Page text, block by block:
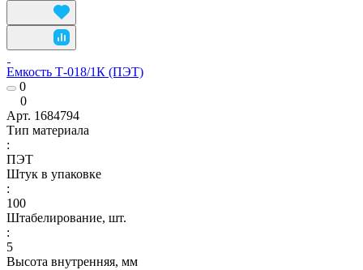
Емкость Т-018/1К (ПЭТ)
0
0
Арт. 1684794
Тип материала
:
ПЭТ
Штук в упаковке
:
100
Штабелирование, шт.
:
5
Высота внутренняя, мм